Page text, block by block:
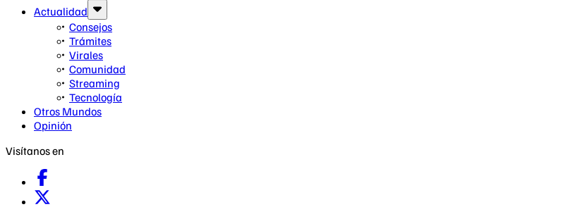
Actualidad
Consejos
Trámites
Virales
Comunidad
Streaming
Tecnología
Otros Mundos
Opinión
Visítanos en